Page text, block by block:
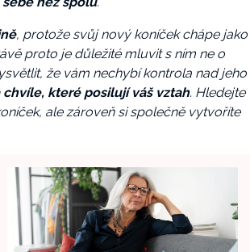
, protože svůj nový koníček chápe jako
proto je důležité mluvit s ním ne o
že vám nechybí kontrola nad jeho
které posilují váš vztah. Hledejte
ale zároveň si společně vytvoříte